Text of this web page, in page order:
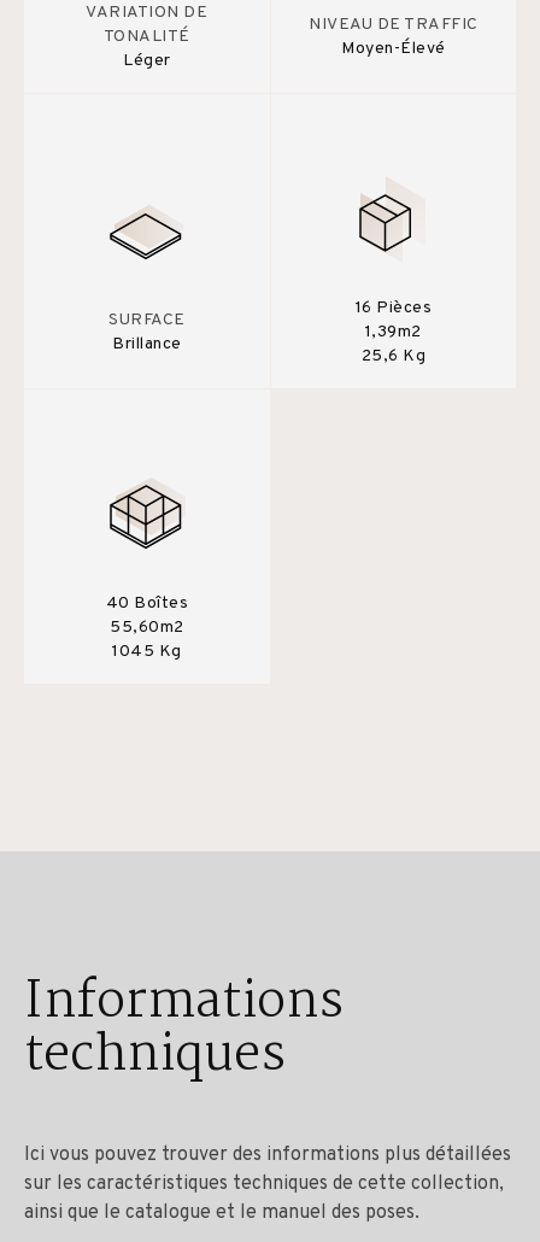
VARIATION DE
TONALITÉ
Léger
NIVEAU DE TRAFFIC
Moyen-Élevé
SURFACE
Brillance
16 Pièces
1,39m2
25,6 Kg
40 Boîtes
55,60m2
1045 Kg
Informations
techniques
Ici vous pouvez trouver des informations plus détaillées
sur les caractéristiques techniques de cette collection,
ainsi que le catalogue et le manuel des poses.